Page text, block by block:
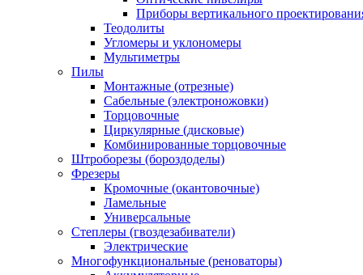
Приборы вертикального
Теодолиты
Угломеры и уклономеры
Мультиметры
Пилы
Монтажные (отрезные)
Сабельные (электроножовки)
Торцовочные
Циркулярные (дисковые)
Комбинированные торцовочные
Штроборезы (бороздоделы)
Фрезеры
Кромочные (окантовочные)
Ламельные
Универсальные
Степлеры (гвоздезабиватели)
Электрические
Многофункциональные (реноваторы)